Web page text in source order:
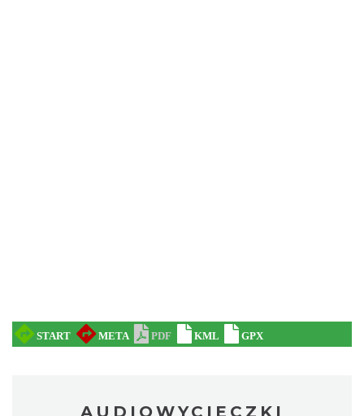
AUDIOWYCIECZKI